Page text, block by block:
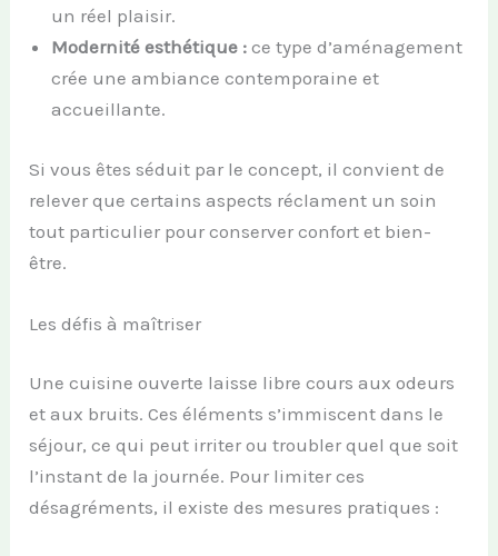
un réel plaisir.
Modernité esthétique : ce type d’aménagement
crée une ambiance contemporaine et
accueillante.
Si vous êtes séduit par le concept, il convient de
relever que certains aspects réclament un soin
tout particulier pour conserver confort et bien-
être.
Les défis à maîtriser
Une cuisine ouverte laisse libre cours aux odeurs
et aux bruits. Ces éléments s’immiscent dans le
séjour, ce qui peut irriter ou troubler quel que soit
l’instant de la journée. Pour limiter ces
désagréments, il existe des mesures pratiques :